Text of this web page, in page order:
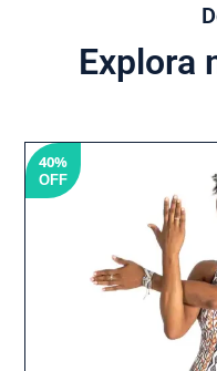
Explora
40%
OFF